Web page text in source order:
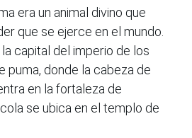
era un animal divino que
que se ejerce en el mundo.
capital del imperio de los
puma, donde la cabeza de
en la fortaleza de
se ubica en el templo de